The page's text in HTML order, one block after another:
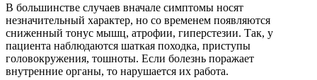
В большинстве случаев вначале симптомы носят
незначительный характер, но со временем появляются
сниженный тонус мышц, атрофии, гиперстезии. Так, у
пациента наблюдаются шаткая походка, приступы
головокружения, тошноты. Если болезнь поражает
внутренние органы, то нарушается их работа.